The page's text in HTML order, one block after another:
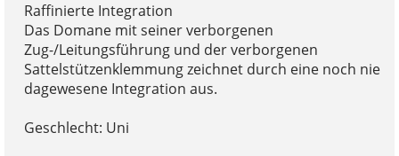
Raffinierte Integration
Das Domane mit seiner verborgenen
Zug-/Leitungsführung und der verborgenen
Sattelstützenklemmung zeichnet durch eine noch nie
dagewesene Integration aus.
Geschlecht: Uni